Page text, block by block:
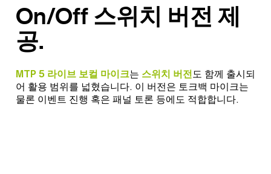
On/Off 스위치 버전 제
공.
MTP 5 라이브 보컬 마이크는 스위치 버전도 함께 출시되
어 활용 범위를 넓혔습니다. 이 버전은 토크백 마이크는
물론 이벤트 진행 혹은 패널 토론 등에도 적합합니다.